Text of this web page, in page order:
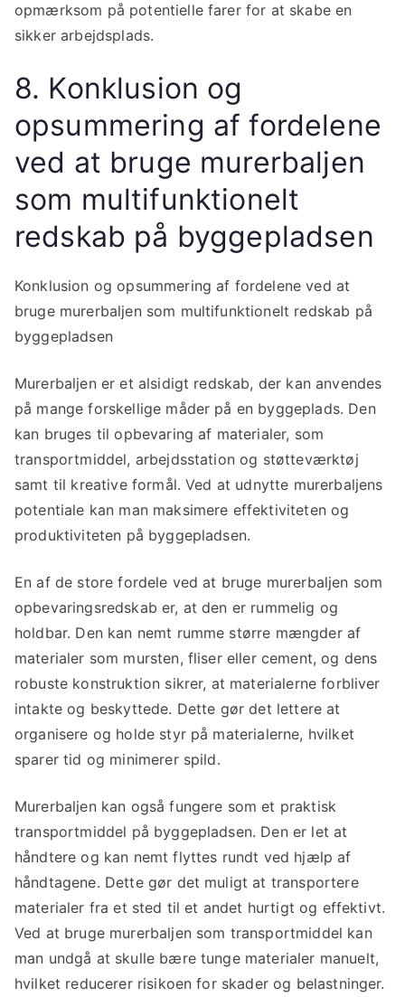
opmærksom på potentielle farer for at skabe en
sikker arbejdsplads.
8. Konklusion og
opsummering af fordelene
ved at bruge murerbaljen
som multifunktionelt
redskab på byggepladsen
Konklusion og opsummering af fordelene ved at
bruge murerbaljen som multifunktionelt redskab på
byggepladsen
Murerbaljen er et alsidigt redskab, der kan anvendes
på mange forskellige måder på en byggeplads. Den
kan bruges til opbevaring af materialer, som
transportmiddel, arbejdsstation og støtteværktøj
samt til kreative formål. Ved at udnytte murerbaljens
potentiale kan man maksimere effektiviteten og
produktiviteten på byggepladsen.
En af de store fordele ved at bruge murerbaljen som
opbevaringsredskab er, at den er rummelig og
holdbar. Den kan nemt rumme større mængder af
materialer som mursten, fliser eller cement, og dens
robuste konstruktion sikrer, at materialerne forbliver
intakte og beskyttede. Dette gør det lettere at
organisere og holde styr på materialerne, hvilket
sparer tid og minimerer spild.
Murerbaljen kan også fungere som et praktisk
transportmiddel på byggepladsen. Den er let at
håndtere og kan nemt flyttes rundt ved hjælp af
håndtagene. Dette gør det muligt at transportere
materialer fra et sted til et andet hurtigt og effektivt.
Ved at bruge murerbaljen som transportmiddel kan
man undgå at skulle bære tunge materialer manuelt,
hvilket reducerer risikoen for skader og belastninger.